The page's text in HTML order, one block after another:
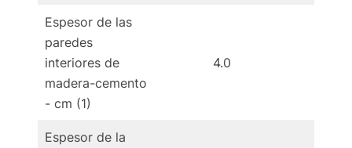
Espesor de las
paredes
interiores de
madera-cemento
- cm (1)
4.0
Espesor de la